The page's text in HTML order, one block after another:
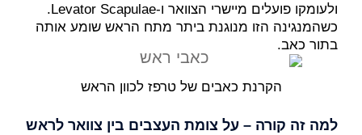
ולעומקו פועלים מיישרי הצוואר ו-Levator Scapulae.
כשהמנגינה הזו מנוגנת ביתר מתח הראש שומע אותה
בתור כאב.
הקרנת כאבים של טרפז לכוון הראש
למה זה קורה – על צומת העצבים בין צוואר לראש